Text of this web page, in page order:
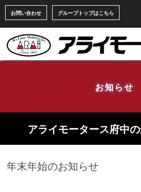
お問い合わせ グループトップはこちら
お知らせ
アライモータース府中
年末年始のお知らせ